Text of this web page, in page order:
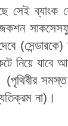
সেই ব্যাংক
নিয়ে যাবে
(পৃথিবীর
না)।